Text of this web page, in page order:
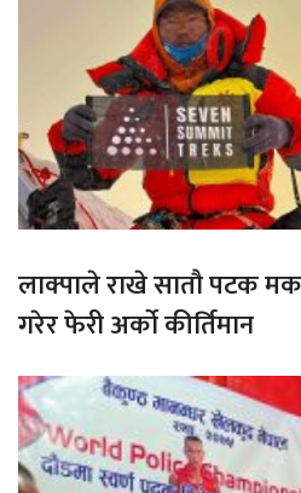
लाक्पाले राखे सातौ पटक
गरेर फेरी अर्को कीर्तिमान